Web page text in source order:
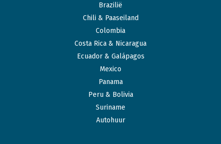
Brazilië
Chili & Paaseiland
Colombia
Costa Rica & Nicaragua
Ecuador & Galápagos
Mexico
Panama
Peru & Bolivia
Suriname
Autohuur